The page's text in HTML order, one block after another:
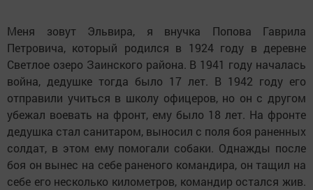
Меня зовут Эльвира, я внучка Попова Гаврила
Петровича, который родился в 1924 году в деревне
Светлое озеро Заинского района. В 1941 году началась
война, дедушке тогда было 17 лет. В 1942 году его
отправили учиться в школу офицеров, но он с другом
убежал воевать на фронт, ему было 18 лет. На фронте
дедушка стал санитаром, выносил с поля боя раненных
солдат, в этом ему помогали собаки. Однажды после
боя он вынес на себе раненого командира, он тащил на
себе его несколько километров, командир остался жив.